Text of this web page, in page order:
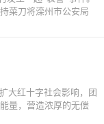
菜刀将滦州市公安局
大红十字社会影响，团
量，营造浓厚的无偿